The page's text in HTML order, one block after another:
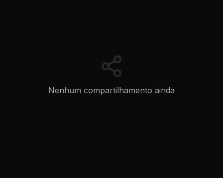
Nenhum compartilhamento ainda